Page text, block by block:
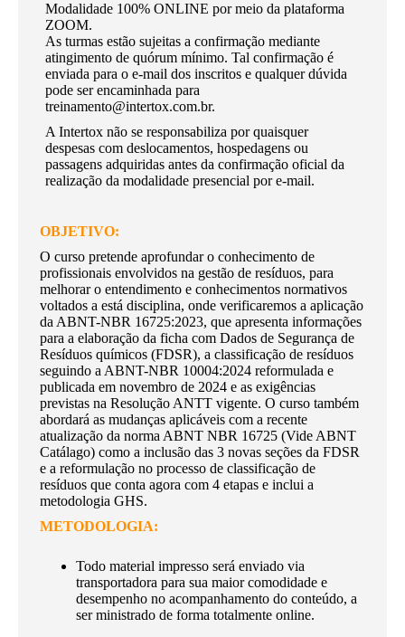
Modalidade 100% ONLINE por meio da plataforma
ZOOM.
As turmas estão sujeitas a confirmação mediante
atingimento de quórum mínimo. Tal confirmação é
enviada para o e-mail dos inscritos e qualquer dúvida
pode ser encaminhada para
treinamento@intertox.com.br.
A Intertox não se responsabiliza por quaisquer
despesas com deslocamentos, hospedagens ou
passagens adquiridas antes da confirmação oficial da
realização da modalidade presencial por e-mail.
OBJETIVO:
O curso pretende aprofundar o conhecimento de
profissionais envolvidos na gestão de resíduos, para
melhorar o entendimento e conhecimentos normativos
voltados a está disciplina, onde verificaremos a aplicação
da ABNT-NBR 16725:2023, que apresenta informações
para a elaboração da ficha com Dados de Segurança de
Resíduos químicos (FDSR), a classificação de resíduos
seguindo a ABNT-NBR 10004:2024 reformulada e
publicada em novembro de 2024 e as exigências
previstas na Resolução ANTT vigente. O curso também
abordará as mudanças aplicáveis com a recente
atualização da norma ABNT NBR 16725 (Vide ABNT
Catálago) como a inclusão das 3 novas seções da FDSR
e a reformulação no processo de classificação de
resíduos que conta agora com 4 etapas e inclui a
metodologia GHS.
METODOLOGIA:
Todo material impresso será enviado via
transportadora para sua maior comodidade e
desempenho no acompanhamento do conteúdo, a
ser ministrado de forma totalmente online.